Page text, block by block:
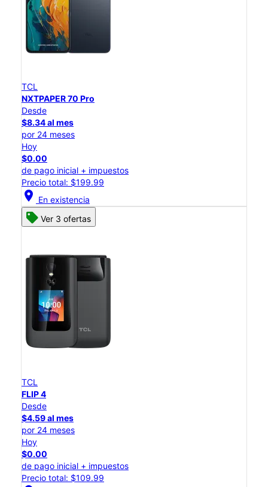
TCL
NXTPAPER 70 Pro
Desde
$8.34 al mes
por 24 meses
Hoy
$0.00
de pago inicial + impuestos
Precio total: $199.99
location_on En existencia
Ver 3 ofertas
TCL
FLIP 4
Desde
$4.59 al mes
por 24 meses
Hoy
$0.00
de pago inicial + impuestos
Precio total: $109.99